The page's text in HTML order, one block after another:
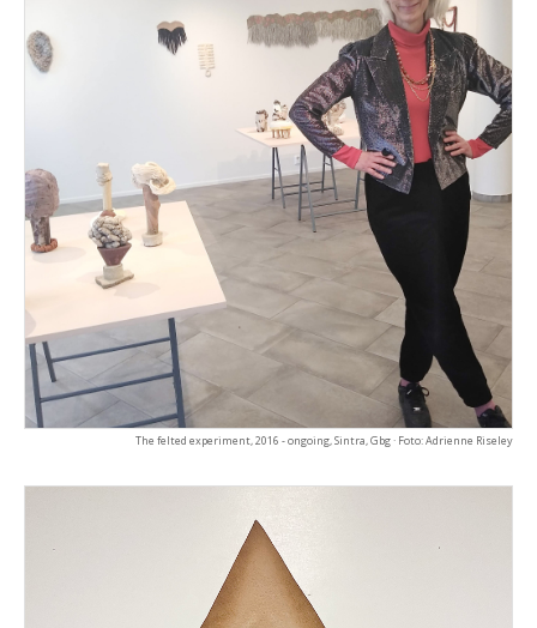
The felted experiment, 2016 - ongoing, Sintra, Gbg · Foto: Adrienne Riseley